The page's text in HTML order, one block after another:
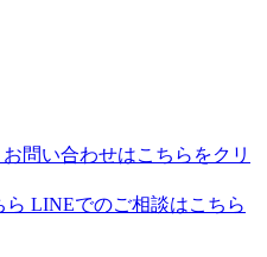
お問い合わせはこちらをクリ
LINEでのご相談はこちら